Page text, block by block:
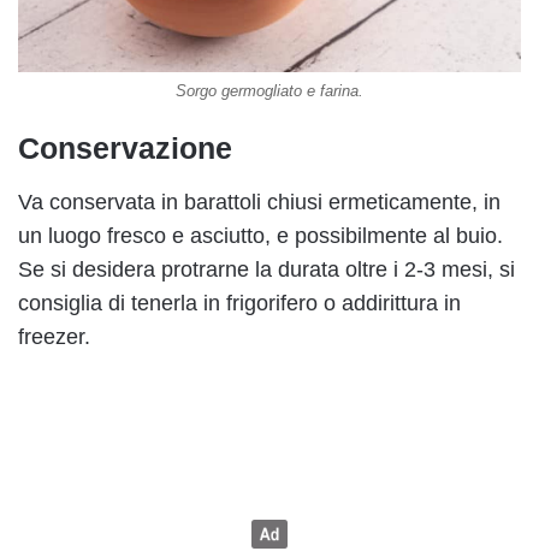
Sorgo germogliato e farina.
Conservazione
Va conservata in barattoli chiusi ermeticamente, in
un luogo fresco e asciutto, e possibilmente al buio.
Se si desidera protrarne la durata oltre i 2-3 mesi, si
consiglia di tenerla in frigorifero o addirittura in
freezer.